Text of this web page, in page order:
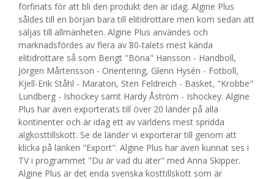
förfinats för att bli den produkt den är idag. Algine Plus
såldes till en början bara till elitidrottare men kom sedan att
säljas till allmänheten. Algine Plus användes och
marknadsfördes av flera av 80-talets mest kända
elitidrottare så som Bengt "Böna" Hansson - Handboll,
Jörgen Mårtensson - Orientering, Glenn Hysén - Fotboll,
Kjell-Erik Ståhl - Maraton, Sten Feldreich - Basket, "Krobbe"
Lundberg - Ishockey samt Hardy Åström - Ishockey. Algine
Plus har även exporterats till över 20 länder på alla
kontinenter och är idag ett av världens mest spridda
algkosttillskott. Se de länder vi exporterar till genom att
klicka på länken "Export". Algine Plus har även kunnat ses i
TV i programmet "Du är vad du äter" med Anna Skipper.
Algine Plus är det enda svenska kosttillskott som är